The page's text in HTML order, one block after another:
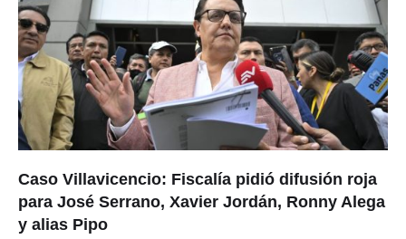
Caso Villavicencio: Fiscalía pidió difusión roja
para José Serrano, Xavier Jordán, Ronny Alega
y alias Pipo